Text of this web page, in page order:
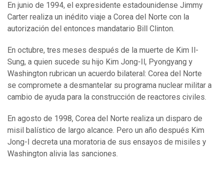
En junio de 1994, el expresidente estadounidense Jimmy
Carter realiza un inédito viaje a Corea del Norte con la
autorización del entonces mandatario Bill Clinton.
En octubre, tres meses después de la muerte de Kim Il-
Sung, a quien sucede su hijo Kim Jong-Il, Pyongyang y
Washington rubrican un acuerdo bilateral: Corea del Norte
se compromete a desmantelar su programa nuclear militar a
cambio de ayuda para la construcción de reactores civiles.
En agosto de 1998, Corea del Norte realiza un disparo de
misil balístico de largo alcance. Pero un año después Kim
Jong-I decreta una moratoria de sus ensayos de misiles y
Washington alivia las sanciones.